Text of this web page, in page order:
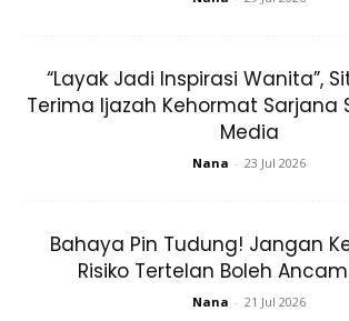
cahaya mata kami, sungguh luar biasa.
tak dapat saya ungkapkan,”kongsi Ubai.
Dalam hantaran sama, Ubai turut
kanser ovari pada Julai tahun lalu pasti
kelahiran cucu sulungnya itu.
“Layak Jadi Inspirasi Wanita”,
Terima Ijazah Kehormat Sarjana
Media
Nana - 23 Jul 2026
Bahaya Pin Tudung! Jangan
Risiko Tertelan Boleh
Nana - 21 Jul 2026